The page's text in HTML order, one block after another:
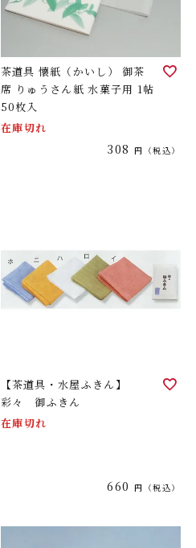
茶道具 懐紙（かいし） 御茶
席 りゅうさん紙 水菓子用 1帖
50枚入
在庫切れ
308 税込
【茶道具・水屋ふきん】
彩々 御ふきん
在庫切れ
660 税込